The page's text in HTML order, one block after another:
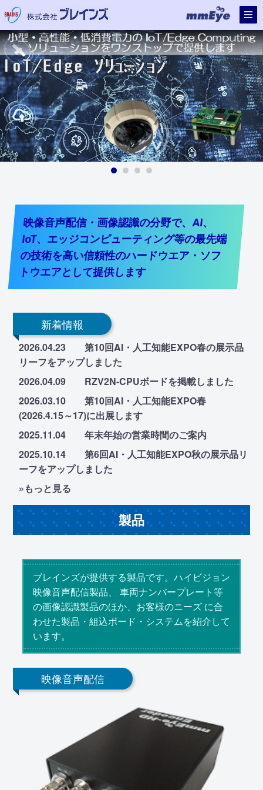
映像音声配信・画像認識の分野で、AI、
IoT、エッジコンピューティング等の最先端
の技術を高い信頼性のハードウエア・ソフ
トウエアとして提供します
新着情報
2026.04.23 第10回AI・人工知能EXPO春の展示品
リーフをアップしました
2026.04.09 RZV2N-CPUボードを掲載しました
2026.03.10 第10回AI・人工知能EXPO春
(2026.4.15～17)に出展します
2025.11.04 年末年始の営業時間のご案内
2025.10.14 第6回AI・人工知能EXPO秋の展示品リ
ーフをアップしました
»もっと見る
製品
ブレインズが提供する製品です。ハイビジョン
映像音声配信製品、 車両ナンバープレート等
の画像認識製品のほか、お客様のニーズ に合
わせた製品・組込ボード・システムを紹介して
います。
映像音声配信